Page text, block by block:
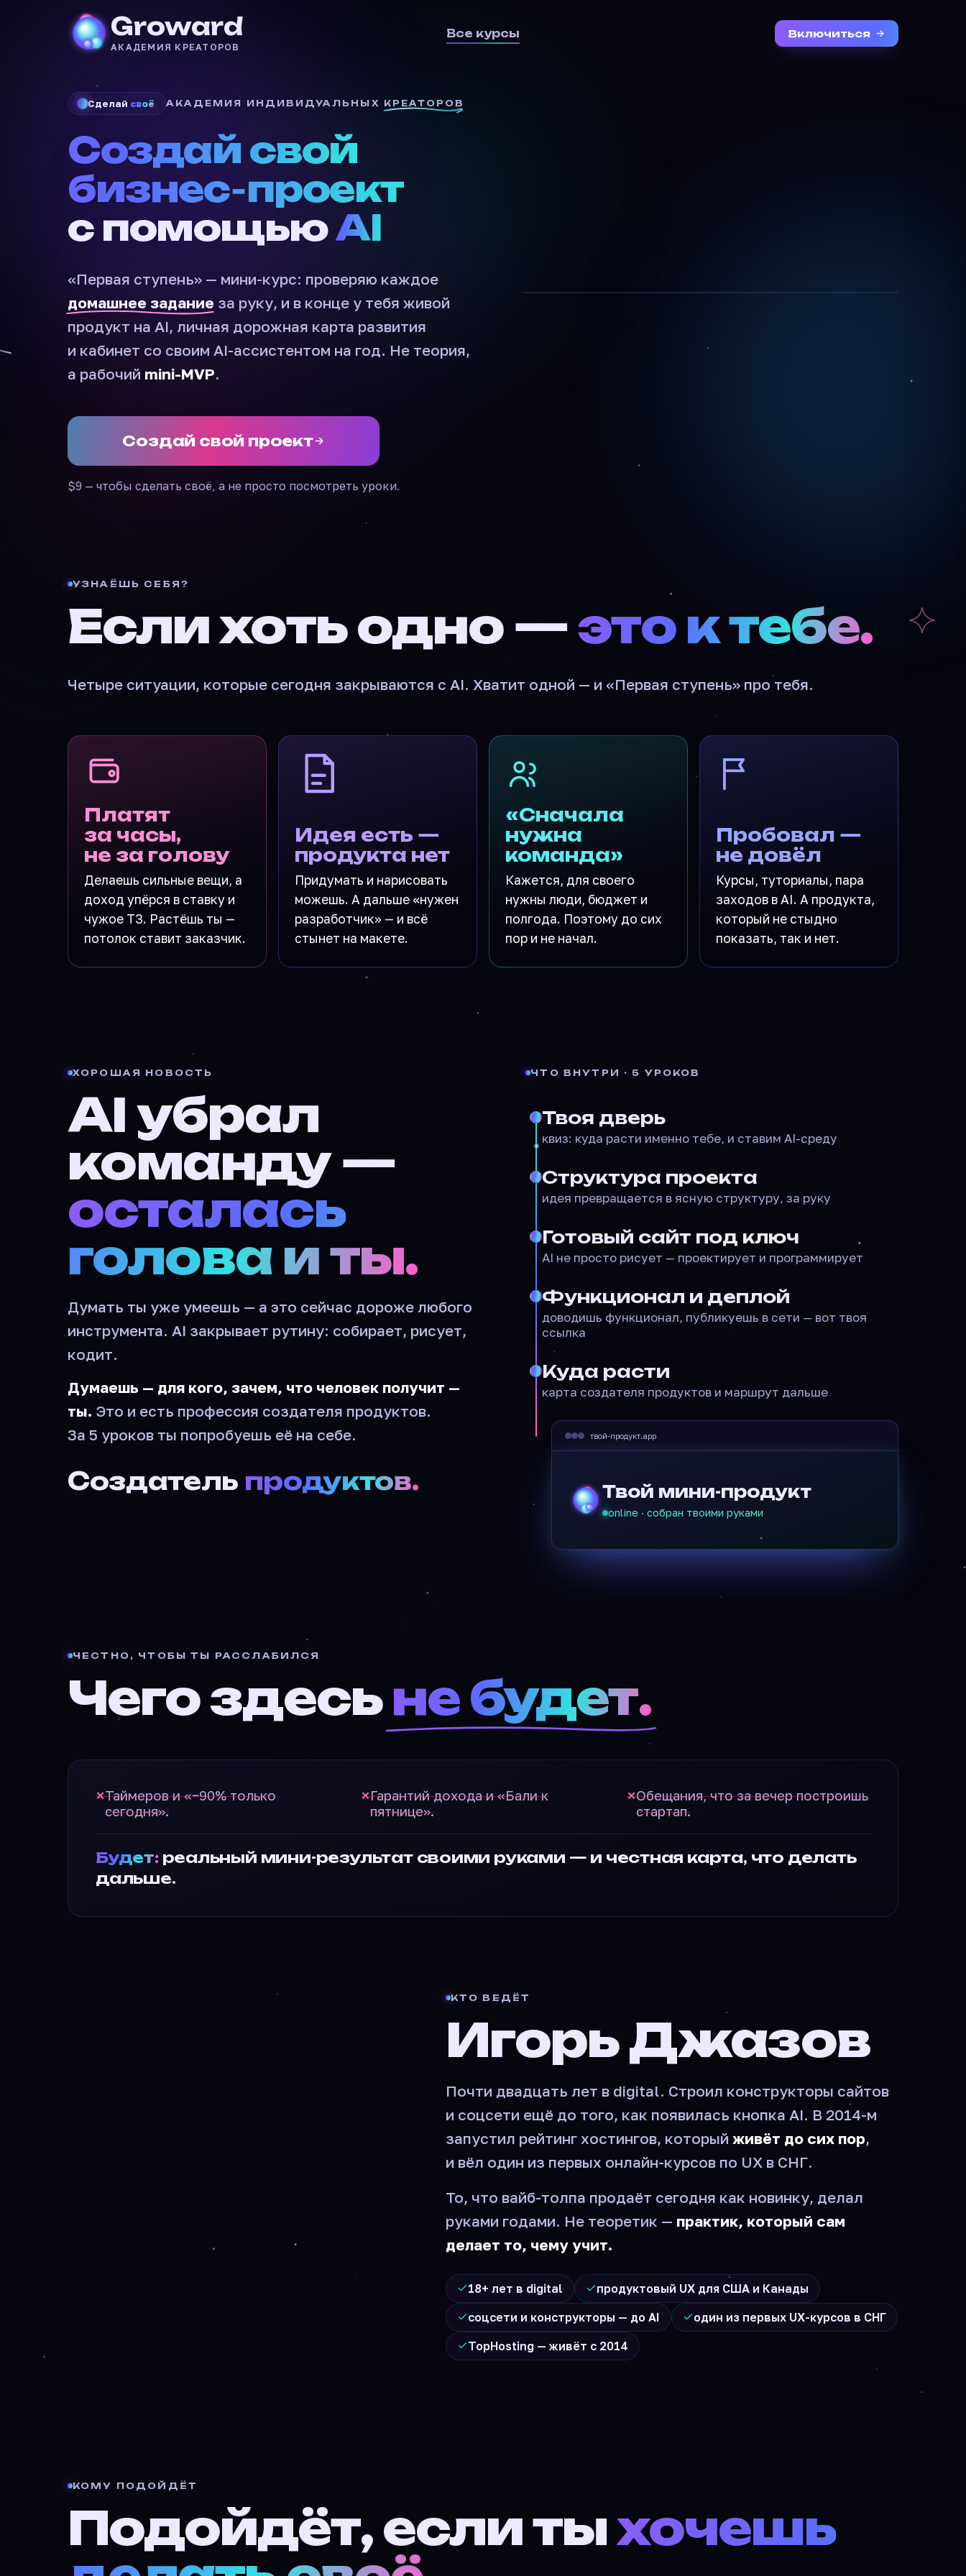
Groward
АКАДЕМИЯ КРЕАТОРОВ
Все курсы Включиться
Сделай своё АКАДЕМИЯ ИНДИВИДУАЛЬНЫХ КРЕАТОРОВ
Создай свой
бизнес‑проект
с помощьюAI
«Первая ступень» — мини-курс: проверяю каждое
домашнее задание за руку, и в конце у тебя живой
продукт на AI, личная дорожная карта развития
и кабинет со своим AI-ассистентом на год. Не теория,
а рабочий mini-MVP.
Создай свой проект
$9 — чтобы сделать своё, а не просто посмотреть уроки.
УЗНАЁШЬ СЕБЯ?
Если хоть одно —это к тебе.
Четыре ситуации, которые сегодня закрываются с AI. Хватит одной — и «Первая ступень» про тебя.
Платят
за часы,
не за голову
Делаешь сильные вещи, а
доход упёрся в ставку и
чужое ТЗ. Растёшь ты —
потолок ставит заказчик.
Идея есть —
продукта нет
Придумать и нарисовать
можешь. А дальше «нужен
разработчик» — и всё
стынет на макете.
«Сначала
нужна
команда»
Кажется, для своего
нужны люди, бюджет и
полгода. Поэтому до сих
пор и не начал.
Пробовал —
не довёл
Курсы, туториалы, пара
заходов в AI. А продукта,
который не стыдно
показать, так и нет.
ХОРОШАЯ НОВОСТЬ
AI убрал
команду —
осталась
голова и ты.
Думать ты уже умеешь — а это сейчас дороже любого
инструмента. AI закрывает рутину: собирает, рисует,
кодит.
Думаешь — для кого, зачем, что человек получит —
ты. Это и есть профессия создателя продуктов.
За 5 уроков ты попробуешь её на себе.
Создатель продуктов.
ЧТО ВНУТРИ · 5 УРОКОВ
Твоя дверь
квиз: куда расти именно тебе, и ставим AI-среду
Структура проекта
идея превращается в ясную структуру, за руку
Готовый сайт под ключ
AI не просто рисует — проектирует и программирует
Функционал и деплой
доводишь функционал, публикуешь в сети — вот твоя
ссылка
Куда расти
карта создателя продуктов и маршрут дальше
твой-продукт.app
Твой мини-продукт
online · собран твоими руками
ЧЕСТНО, ЧТОБЫ ТЫ РАССЛАБИЛСЯ
Чего здесьне будет.
✕Таймеров и «−90% только
сегодня».
✕Гарантий дохода и «Бали к
пятнице».
✕Обещания, что за вечер построишь
стартап.
Будет:реальный мини-результат своими руками — и честная карта, что делать
дальше.
КТО ВЕДЁТ
Игорь Джазов
Почти двадцать лет в digital. Строил конструкторы сайтов
и соцсети ещё до того, как появилась кнопка AI. В 2014-м
запустил рейтинг хостингов, который живёт до сих пор,
и вёл один из первых онлайн-курсов по UX в СНГ.
То, что вайб-толпа продаёт сегодня как новинку, делал
руками годами. Не теоретик — практик, который сам
делает то, чему учит.
18+ лет в digital
продуктовый UX для США и Канады
соцсети и конструкторы — до AI
один из первых UX-курсов в СНГ
TopHosting — живёт с 2014
КОМУ ПОДОЙДЁТ
Подойдёт, если тыхочешь
Подать заявку